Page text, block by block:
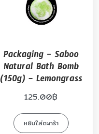
Packaging – Saboo
Natural Bath Bomb
(150g) – Lemongrass
125.00฿
หยิบใส่ตะกร้า